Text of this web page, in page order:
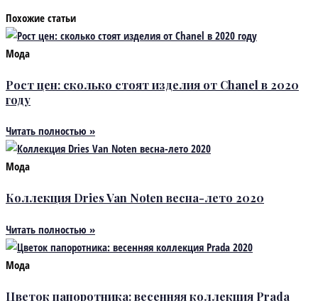
Похожие статьи
Мода
Рост цен: сколько стоят изделия от Chanel в 2020
году
Читать полностью »
Мода
Коллекция Dries Van Noten весна-лето 2020
Читать полностью »
Мода
Цветок папоротника: весенняя коллекция Prada